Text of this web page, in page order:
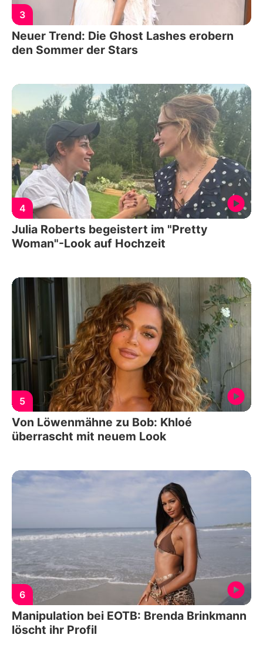
3
Neuer Trend: Die Ghost Lashes erobern
den Sommer der Stars
4
Julia Roberts begeistert im "Pretty
Woman"-Look auf Hochzeit
5
Von Löwenmähne zu Bob: Khloé
überrascht mit neuem Look
6
Manipulation bei EOTB: Brenda Brinkmann
löscht ihr Profil